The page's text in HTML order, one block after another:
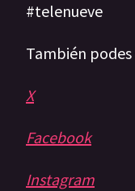
#telenueve
También podes
X
Facebook
Instagram